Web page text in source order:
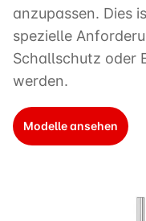
anzupassen. Dies
spezielle
Schallschutz oder
werden.
Modelle ansehen